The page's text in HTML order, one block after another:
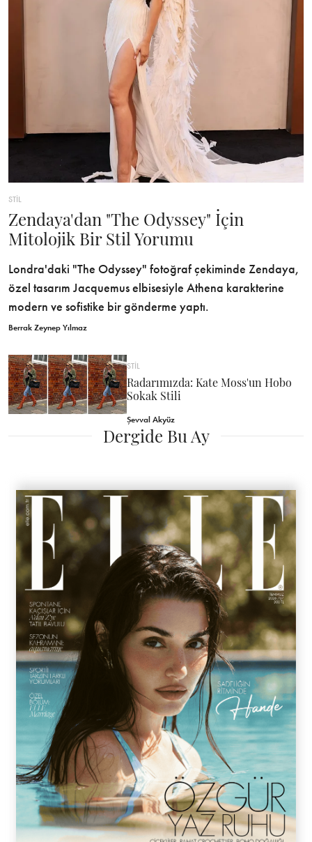
STİL
Zendaya'dan "The Odyssey" İçin
Mitolojik Bir Stil Yorumu
Londra'daki "The Odyssey" fotoğraf çekiminde Zendaya,
özel tasarım Jacquemus elbisesiyle Athena karakterine
modern ve sofistike bir gönderme yaptı.
Berrak Zeynep Yılmaz
STİL
Radarımızda: Kate Moss'un Hobo
Sokak Stili
Şevval Akyüz
Dergide Bu Ay